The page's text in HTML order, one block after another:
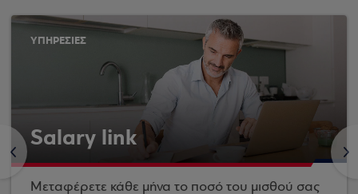
<
ΥΠΗΡΕΣΙΕΣ
Salary link
Μεταφέρετε κάθε μήνα το ποσό του μισθού σας
>